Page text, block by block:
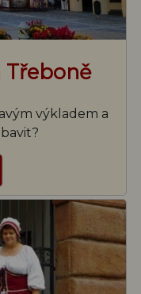
Třeboně
výkladem a